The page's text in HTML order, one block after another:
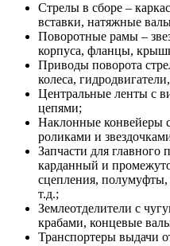
Стрелы в сборе –
вставки, натяжные
Поворотные рамы –
корпуса, фланцы,
Приводы поворота
колеса,
Центральные ленты с
цепями;
Наклонные конвейеры
роликами и
Запчасти для
карданный и
сцепления,
т.д.;
Землеотделители с
крабами, концевые
Транспортеры выдачи